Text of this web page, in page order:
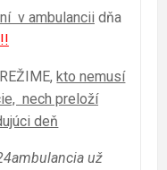
v ambulancii dňa
kto nemusí
nech preloží
deň
už